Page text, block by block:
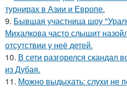
турнирах в Азии и Европе.
9. Бывшая участница шоу
Михалкова часто слышит
отсутствии у неё детей.
10. В сети разгорелся скандал
из Дубая.
11. Можно выдыхать: слухи не